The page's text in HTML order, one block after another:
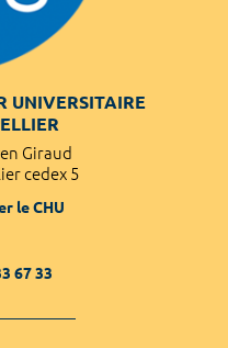
UNIVERSITAIRE
Giraud
cedex 5
le CHU
67 33